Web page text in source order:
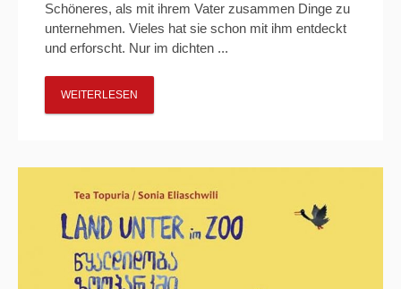
Schöneres, als mit ihrem Vater zusammen Dinge zu
unternehmen. Vieles hat sie schon mit ihm entdeckt
und erforscht. Nur im dichten ...
WEITERLESEN